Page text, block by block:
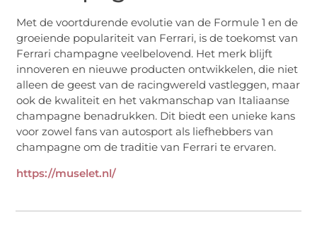
Met de voortdurende evolutie van de Formule 1 en de
groeiende populariteit van Ferrari, is de toekomst van
Ferrari champagne veelbelovend. Het merk blijft
innoveren en nieuwe producten ontwikkelen, die niet
alleen de geest van de racingwereld vastleggen, maar
ook de kwaliteit en het vakmanschap van Italiaanse
champagne benadrukken. Dit biedt een unieke kans
voor zowel fans van autosport als liefhebbers van
champagne om de traditie van Ferrari te ervaren.
https://muselet.nl/